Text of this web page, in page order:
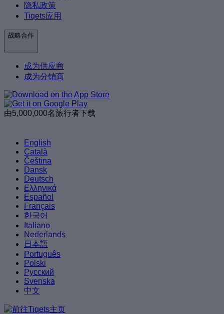
隐私政策
Tiqets应用
战略合作
成为供应商
成为分销商
由5,000,000名旅行者下载
English
Català
Čeština
Dansk
Deutsch
Ελληνικά
Español
Français
한국어
Italiano
Nederlands
日本語
Português
Polski
Русский
Svenska
中文